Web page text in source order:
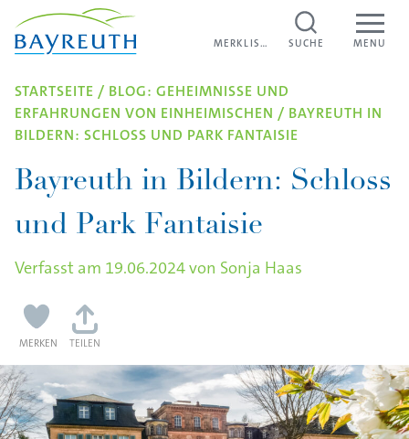
Direkt zum Inhalt
MENU
SUCHE
MERKLISTE
STARTSEITE / BLOG: GEHEIMNISSE UND
ERFAHRUNGEN VON EINHEIMISCHEN / BAYREUTH IN
BILDERN: SCHLOSS UND PARK FANTAISIE
Bayreuth in Bildern: Schloss
und Park Fantaisie
Verfasst am 19.06.2024von Sonja Haas
MERKEN TEILEN